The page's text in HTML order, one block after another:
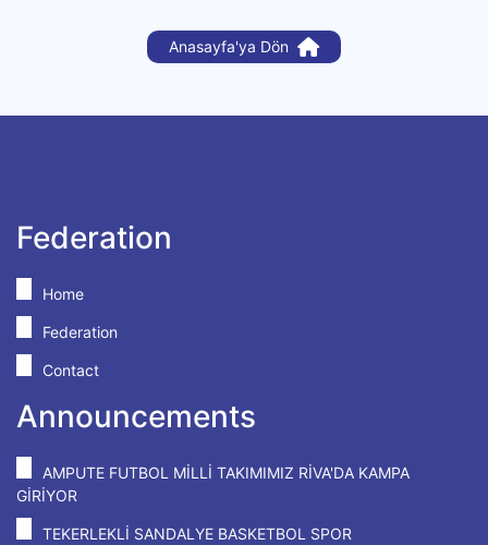
Anasayfa'ya Dön
Federation
Home
Federation
Contact
Announcements
AMPUTE FUTBOL MİLLİ TAKIMIMIZ RİVA'DA KAMPA
GİRİYOR
TEKERLEKLİ SANDALYE BASKETBOL SPOR